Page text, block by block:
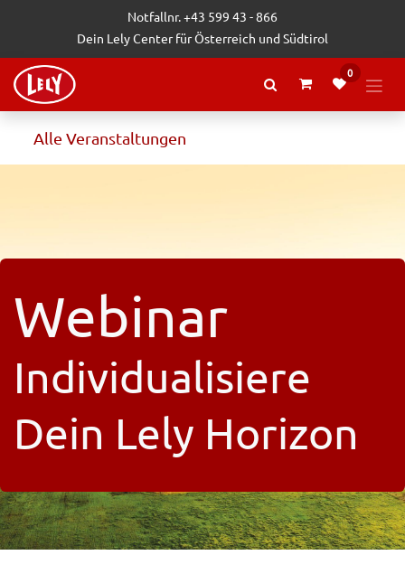
Zum Inhalt springenNotfallnr. +43 599 43 - 866
Dein Lely Center für Österreich und Südtirol
0
Alle Veranstaltungen
Webinar
Individualisiere
Dein Lely Horizon